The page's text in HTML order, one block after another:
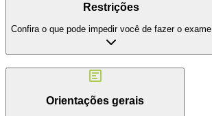
Restrições
Confira o que pode impedir você de fazer o exame
Orientações gerais